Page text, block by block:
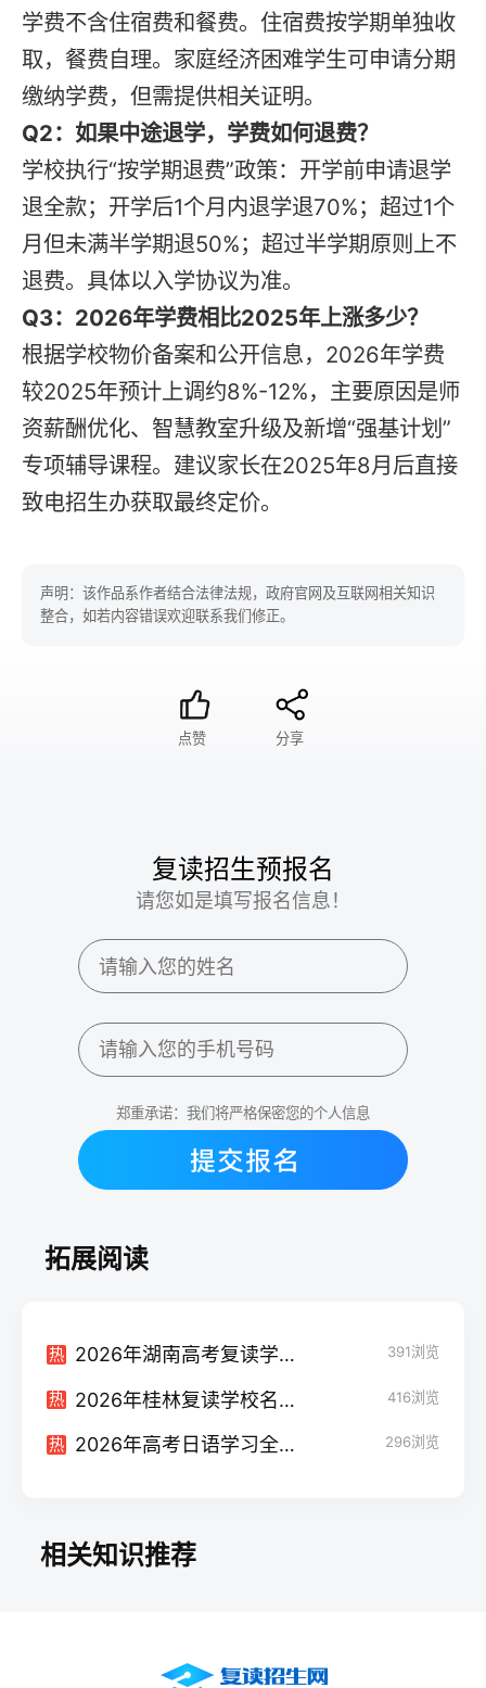
学费不含住宿费和餐费。住宿费按学期单独收
取，餐费自理。家庭经济困难学生可申请分期
缴纳学费，但需提供相关证明。
Q2：如果中途退学，学费如何退费？
学校执行“按学期退费”政策：开学前申请退学
退全款；开学后1个月内退学退70%；超过1个
月但未满半学期退50%；超过半学期原则上不
退费。具体以入学协议为准。
Q3：2026年学费相比2025年上涨多少？
根据学校物价备案和公开信息，2026年学费
较2025年预计上调约8%-12%，主要原因是师
资薪酬优化、智慧教室升级及新增“强基计划”
专项辅导课程。建议家长在2025年8月后直接
致电招生办获取最终定价。
声明：该作品系作者结合法律法规，政府官网及互联网相关知识
整合，如若内容错误欢迎联系我们修正。
点赞 分享
复读招生预报名
请您如是填写报名信息！
郑重承诺：我们将严格保密您的个人信息
拓展阅读
热 2026年湖南高考复读学校排名及费用全解析：选择最适合你的提分之路 391浏览
热 2026年桂林复读学校名单权威汇总：公办民办怎么选？(附择校避坑指南) 416浏览
热 2026年高考日语学习全攻略：线上线下机构推荐与避坑指南 296浏览
相关知识推荐